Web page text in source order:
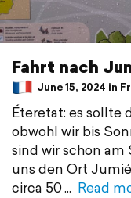
Fahrt nach
June 15, 2024 in
Éteretat: es sollte
obwohl wir bis
sind wir schon am
uns den Ort
circa 50
Read